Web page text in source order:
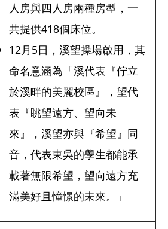
人房與四人房兩種房型，一
共提供418個床位。
12月5日，溪望操場啟用，其
命名意涵為「溪代表『佇立
於溪畔的美麗校區』，望代
表『眺望遠方、望向未
來』，溪望亦與『希望』同
音，代表東吳的學生都能承
載著無限希望，望向遠方充
滿美好且憧憬的未來。」